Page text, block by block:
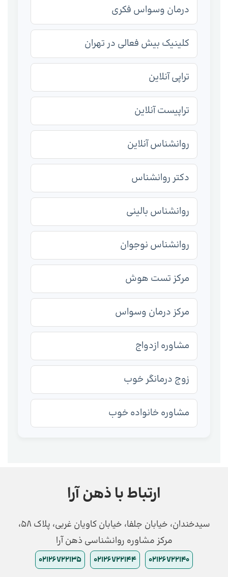
درمان وسواس فکری
کلینیک بیش فعالی در تهران
تراپی آنلاین
تراپیست آنلاین
روانشناس آنلاین
دکتر روانشناس
روانشناس بالینی
روانشناس نوجوان
مرکز تست هوش
مرکز درمان وسواس
مشاوره ازدواج
زوج درمانگر خوب
مشاوره خانواده خوب
ارتباط با ذهن آرا
سیدخندان، خیابان جلفا، خیابان کاویان غربی، پلاک 58،
مرکز مشاوره روانشناسی ذهن آرا
02126722140
02126722144
02126722135